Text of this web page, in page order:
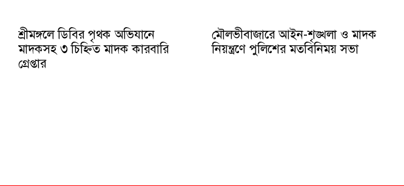
শ্রীমঙ্গলে ডিবির পৃথক অভিযানে
মাদকসহ ৩ চিহ্নিত মাদক কারবারি
গ্রেপ্তার
মৌলভীবাজারে আইন-শৃঙ্খলা ও মাদক
নিয়ন্ত্রণে পুলিশের মতবিনিময় সভা